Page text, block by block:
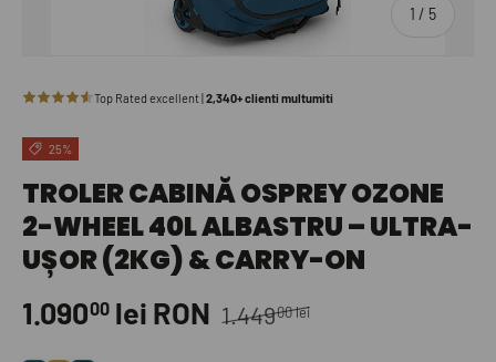
1 / de
5
25%
TROLER CABINĂ OSPREY OZONE
2-WHEEL 40L ALBASTRU – ULTRA-
UȘOR (2KG) & CARRY-ON
1.09000 lei RON 1.44900 lei